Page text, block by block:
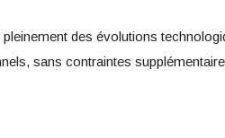
des évolutions
sans contraintes